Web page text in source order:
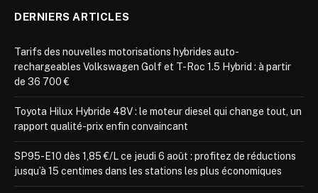
DERNIERS ARTICLES
Tarifs des nouvelles motorisations hybrides auto-
rechargeables Volkswagen Golf et T-Roc 1.5 Hybrid : à partir
de 36 700 €
Toyota Hilux Hybride 48V : le moteur diesel qui change tout, un
rapport qualité-prix enfin convaincant
SP95-E10 dès 1,85 €/L ce jeudi 6 août : profitez de réductions
jusqu’à 15 centimes dans les stations les plus économiques